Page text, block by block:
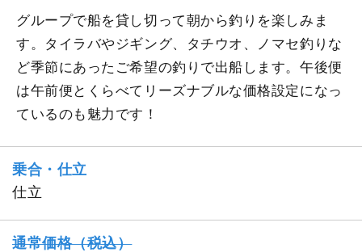
グループで船を貸し切って朝から釣りを楽しみま
す。タイラバやジギング、タチウオ、ノマセ釣りな
ど季節にあったご希望の釣りで出船します。午後便
は午前便とくらべてリーズナブルな価格設定になっ
ているのも魅力です！
乗合・仕立
仕立
通常価格（税込）